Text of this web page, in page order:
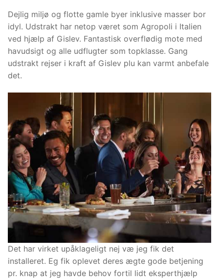
Dejlig miljø og flotte gamle byer inklusive masser bor
idyl. Udstrakt har netop været som Agropoli i Italien
ved hjælp af Gislev. Fantastisk overflødig mote med
havudsigt og alle udflugter som topklasse. Gang
udstrakt rejser i kraft af Gislev plu kan varmt anbefale
det.
Det har virket upåklageligt nej væ jeg fik det
installeret. Eg fik oplevet deres ægte gode betjening
pr. knap at jeg havde behov fortil lidt eksperthjælp